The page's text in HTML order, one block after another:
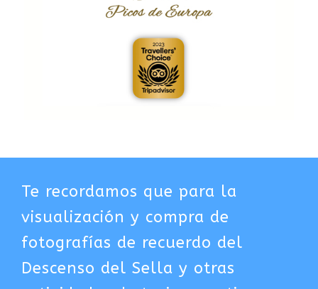
Te recordamos que para la
visualización y compra de
fotografías de recuerdo del
Descenso del Sella y otras